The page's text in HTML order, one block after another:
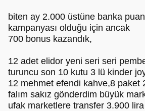
biten ay 2.000 üstüne banka puan
kampanyası olduğu için ancak
700 bonus kazandık,
12 adet elidor yeni seri seri
turuncu son 10 kutu 3 lü kinder
12 mehmet efendi kahve,8 paket
falım sakız gönderdim büyük
ufak marketlere transfer 3.900